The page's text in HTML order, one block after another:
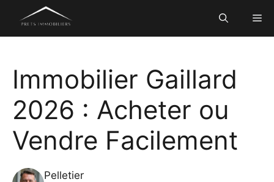
contenu
Immobilier Gaillard
2026 : Acheter ou
Vendre Facilement
Pelletier